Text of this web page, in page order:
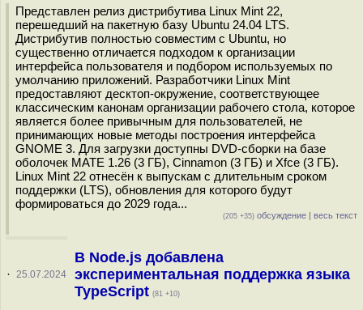
Представлен релиз дистрибутива Linux Mint 22,
перешедший на пакетную базу Ubuntu 24.04 LTS.
Дистрибутив полностью совместим с Ubuntu, но
существенно отличается подходом к организации
интерфейса пользователя и подбором используемых по
умолчанию приложений. Разработчики Linux Mint
предоставляют десктоп-окружение, соответствующее
классическим канонам организации рабочего стола, которое
является более привычным для пользователей, не
принимающих новые методы построения интерфейса
GNOME 3. Для загрузки доступны DVD-сборки на базе
оболочек MATE 1.26 (3 ГБ), Cinnamon (3 ГБ) и Xfce (3 ГБ).
Linux Mint 22 отнесён к выпускам с длительным сроком
поддержки (LTS), обновления для которого будут
формироваться до 2029 года...
(205 +35) обсуждение | весь текст
· 25.07.2024
В Node.js добавлена
экспериментальная поддержка языка
TypeScript (81 +10)